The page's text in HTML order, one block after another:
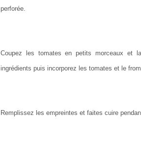
perforée.
Coupez les tomates en petits morceaux et
ingrédients puis incorporez les tomates et le
Remplissez les empreintes et faites cuire